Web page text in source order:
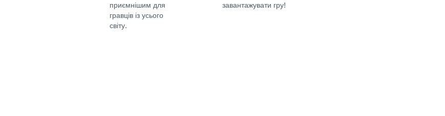
приємнішим для
гравців із усього
світу.
завантажувати гру!